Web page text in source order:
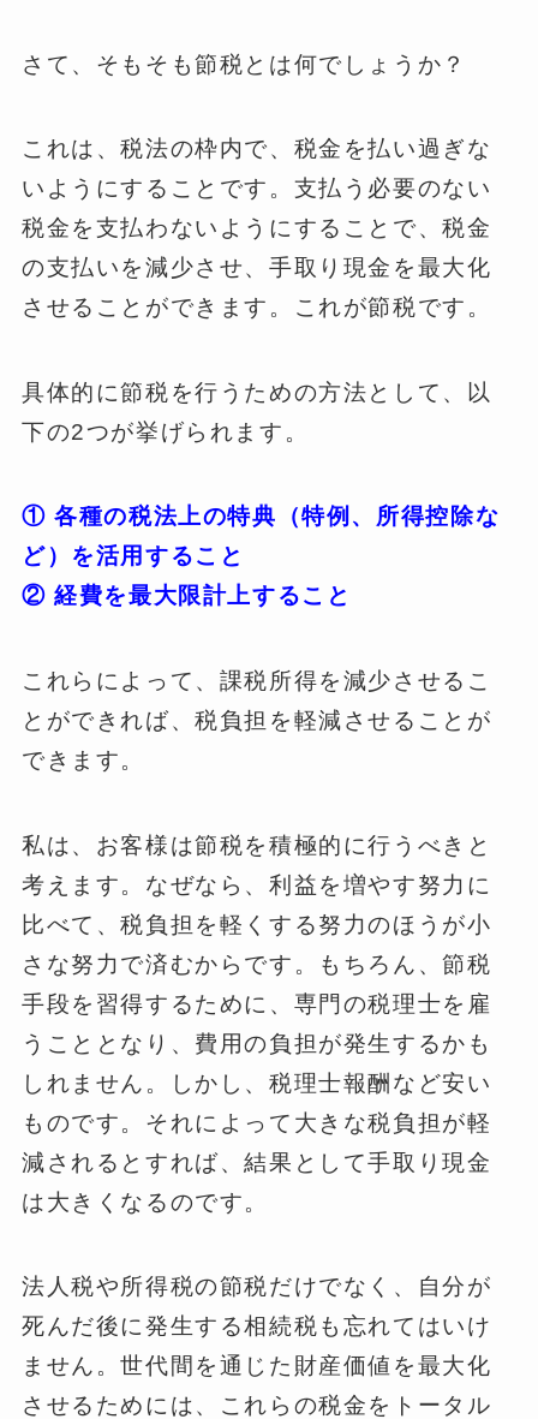
さて、そもそも節税とは何でしょうか？
これは、税法の枠内で、税金を払い過ぎな
いようにすることです。支払う必要のない
税金を支払わないようにすることで、税金
の支払いを減少させ、手取り現金を最大化
させることができます。これが節税です。
具体的に節税を行うための方法として、以
下の2つが挙げられます。
① 各種の税法上の特典（特例、所得控除な
ど）を活用すること
② 経費を最大限計上すること
これらによって、課税所得を減少させるこ
とができれば、税負担を軽減させることが
できます。
私は、お客様は節税を積極的に行うべきと
考えます。なぜなら、利益を増やす努力に
比べて、税負担を軽くする努力のほうが小
さな努力で済むからです。もちろん、節税
手段を習得するために、専門の税理士を雇
うこととなり、費用の負担が発生するかも
しれません。しかし、税理士報酬など安い
ものです。それによって大きな税負担が軽
減されるとすれば、結果として手取り現金
は大きくなるのです。
法人税や所得税の節税だけでなく、自分が
死んだ後に発生する相続税も忘れてはいけ
ません。世代間を通じた財産価値を最大化
させるためには、これらの税金をトータル